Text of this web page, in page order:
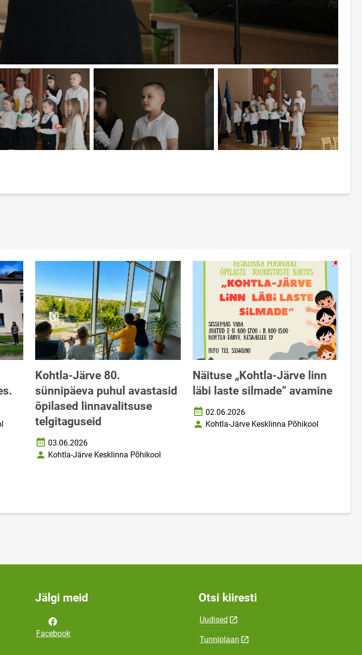
Kohtla-Järve 80.
sünnipäeva puhul avastasid
õpilased linnavalitsuse
telgitaguseid
Loomise kuupäev
03.06.2026
AutorKohtla-Järve Kesklinna Põhikool
Näituse „Kohtla-Järve linn
läbi laste silmade“ avamine
Loomise kuupäev
02.06.2026
AutorKohtla-Järve Kesklinna Põhikool
Jälgi meid
Facebook
Otsi kiiresti
Uudised
Tunniplaan